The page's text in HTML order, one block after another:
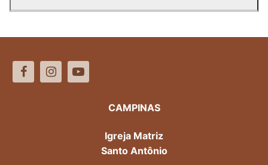
CAMPINAS
Igreja Matriz
Santo Antônio